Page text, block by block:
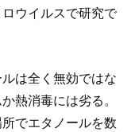
ウイルスで研究で
は全く無効ではな
熱消毒には劣る。
でエタノールを数